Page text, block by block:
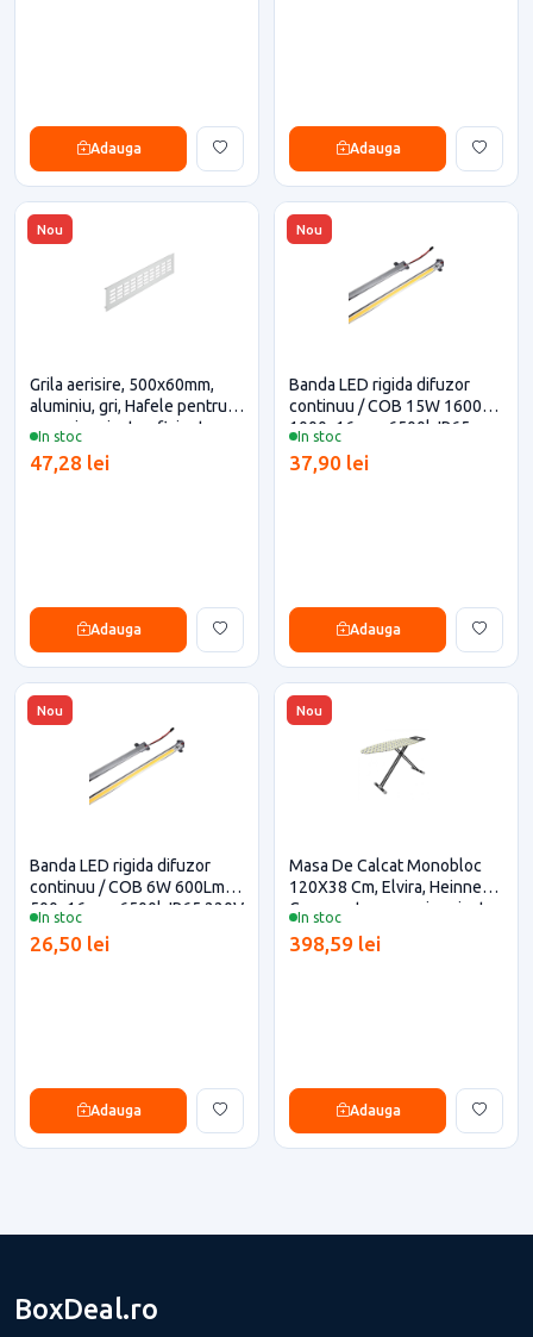
Adauga Adauga
Nou
In stoc
Grila aerisire, 500x60mm,
aluminiu, gri, Hafele pentru
casa si proiecte eficiente
47,28 lei
Adauga
Nou
In stoc
Banda LED rigida difuzor
continuu / COB 15W 1600Lm
1000x16 mm 6500k IP65
eficiente
37,90 lei
Adauga
Nou
In stoc
Banda LED rigida difuzor
continuu / COB 6W 600Lm
500x16 mm 6500k IP65 220V
eficiente
26,50 lei
Adauga
Nou
In stoc
Masa De Calcat Monobloc
120X38 Cm, Elvira, Heinner
Care pentru casa si proiecte
398,59 lei
Adauga
BoxDeal.ro